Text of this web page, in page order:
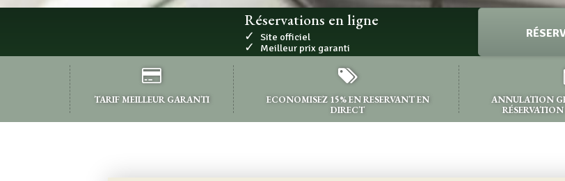
Réservations en ligne
✓ Site officiel
✓ Meilleur prix garanti
TARIF MEILLEUR GARANTI
ECONOMISEZ 15% EN RESERVANT EN
DIRECT
ANNULATION